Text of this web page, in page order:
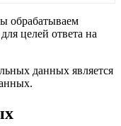
обрабатываем
целей ответа на
данных является